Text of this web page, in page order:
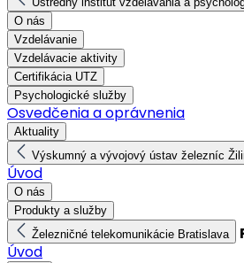
O nás
Vzdelávanie
Vzdelávacie aktivity
Certifikácia UTZ
Psychologické služby
Osvedčenia a oprávnenia
Aktuality
Výskumný a vývojový ústav železníc
Úvod
O nás
Produkty a služby
Železničné telekomunikácie Bratislava
Úvod